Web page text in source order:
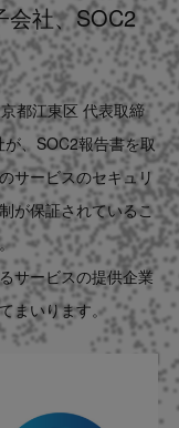
会社、SOC2
都江東区 代表取締
、SOC2報告書を取
サービスのセキュリ
が保証されているこ
サービスの提供企業
まいります。